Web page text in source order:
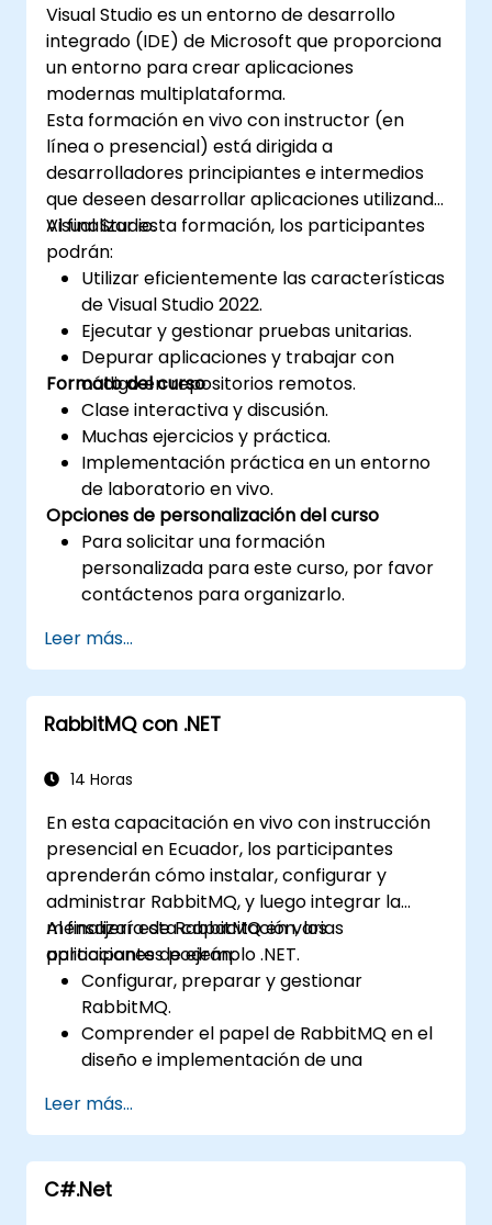
Visual Studio es un entorno de desarrollo
integrado (IDE) de Microsoft que proporciona
un entorno para crear aplicaciones
modernas multiplataforma.
Esta formación en vivo con instructor (en
línea o presencial) está dirigida a
desarrolladores principiantes e intermedios
que deseen desarrollar aplicaciones utilizando
Visual Studio.
Al finalizar esta formación, los participantes
podrán:
Utilizar eficientemente las características
de Visual Studio 2022.
Ejecutar y gestionar pruebas unitarias.
Depurar aplicaciones y trabajar con
código en repositorios remotos.
Formato del curso
Clase interactiva y discusión.
Muchas ejercicios y práctica.
Implementación práctica en un entorno
de laboratorio en vivo.
Opciones de personalización del curso
Para solicitar una formación
personalizada para este curso, por favor
contáctenos para organizarlo.
Leer más...
RabbitMQ con .NET
14 Horas
En esta capacitación en vivo con instrucción
presencial en Ecuador, los participantes
aprenderán cómo instalar, configurar y
administrar RabbitMQ, y luego integrar la
mensajería de RabbitMQ en varias
aplicaciones de ejemplo .NET.
Al finalizar esta capacitación, los
participantes podrán:
Configurar, preparar y gestionar
RabbitMQ.
Comprender el papel de RabbitMQ en el
diseño e implementación de una
Entender cómo se compara RabbitMQ
con otras arquitecturas de colas de
mensajes.
Instalar y utilizar RabbitMQ como
Leer más...
C#.Net